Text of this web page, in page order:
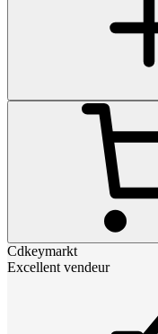
Cdkeymarkt
Excellent vendeur